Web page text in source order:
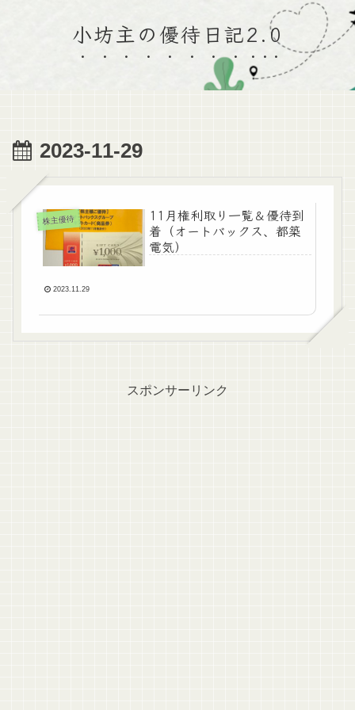
小坊主の優待日記2.0
2023-11-29
株主優待
11月権利取り一覧＆優待到
着（オートバックス、都築
電気）
2023.11.29
スポンサーリンク